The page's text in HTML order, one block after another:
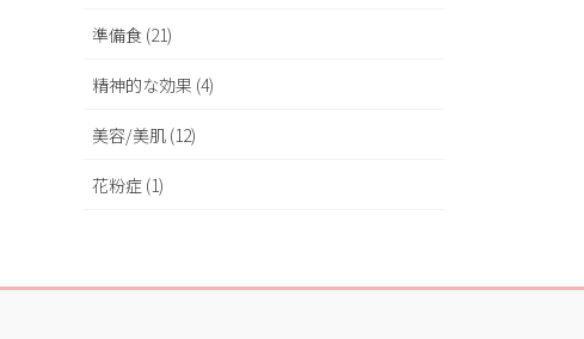
準備食 (21)
精神的な効果 (4)
美容/美肌 (12)
花粉症 (1)